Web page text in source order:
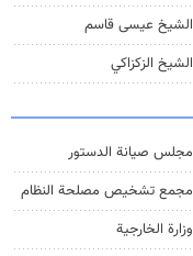
الشيخ عيسى قاسم
الشيخ الزكزاكي
مجلس صيانة الدستور
مجمع تشخيص مصلحة النظام
وزارة الخارجية